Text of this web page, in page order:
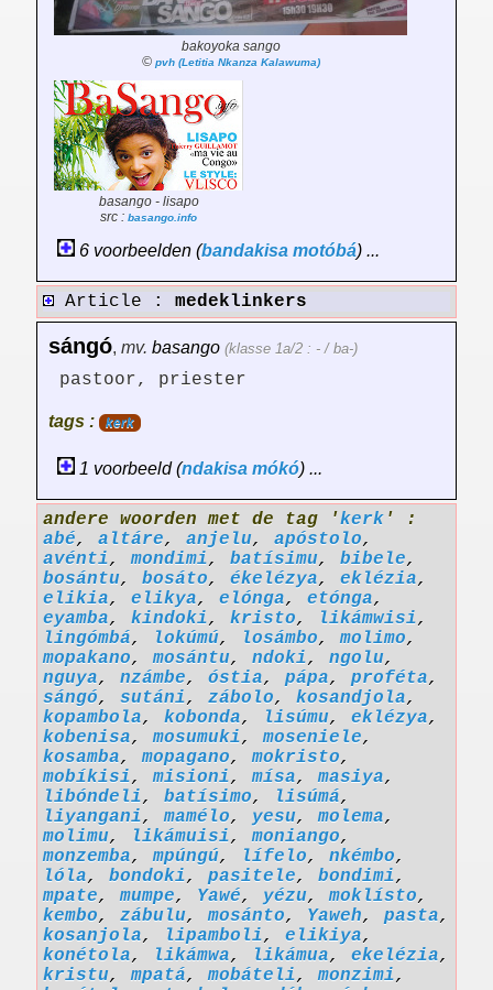
bakoyoka sango
© pvh (Letitia Nkanza Kalawuma)
basango - lisapo
src : basango.info
6 voorbeelden (bandakisa motóbá) ...
Article : medeklinkers
sángó, mv. basango (klasse 1a/2 : - / ba-)
pastoor, priester
tags : kerk
1 voorbeeld (ndakisa mókó) ...
andere woorden met de tag 'kerk ' :
abé, altáre, anjelu, apóstolo,
avénti,mondimi, batísimu, bibele,
bosántu, bosáto, ékelézya, eklézia,
elikia, elikya, elónga, etónga,
eyamba, kindoki, kristo, likámwisi,
lingómbá, lokúmú, losámbo,molimo,
mopakano,mosántu, ndoki, ngolu,
nguya, nzámbe, óstia, pápa, proféta,
sángó, sutáni, zábolo, kosandjola,
kopambola, kobonda, lisúmu, eklézya,
kobenisa,mosumuki,moseniele,
kosamba,mopagano,mokristo,
mobíkisi,misioni,mísa,masiya,
libóndeli, batísimo, lisúmá,
liyangani,mamélo, yesu,molema,
molimu, likámuisi,moniango,
monzemba,mpúngú, lífelo, nkémbo,
lóla, bondoki, pasitele, bondimi,
mpate,mumpe, Yawé, yézu,moklísto,
kembo, zábulu,mosánto, Yaweh, pasta,
kosanjola, lipamboli, elikiya,
konétola, likámwa, likámua, ekelézia,
kristu,mpatá,mobáteli,monzimi,